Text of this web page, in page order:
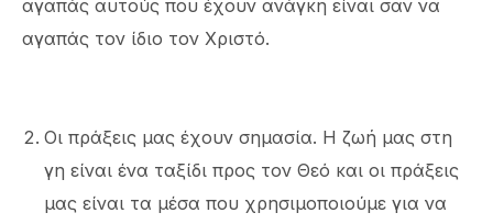
αγαπάς αυτούς που έχουν ανάγκη είναι σαν να
αγαπάς τον ίδιο τον Χριστό.
Οι πράξεις μας έχουν σημασία. Η ζωή μας στη
γη είναι ένα ταξίδι προς τον Θεό και οι πράξεις
μας είναι τα μέσα που χρησιμοποιούμε για να